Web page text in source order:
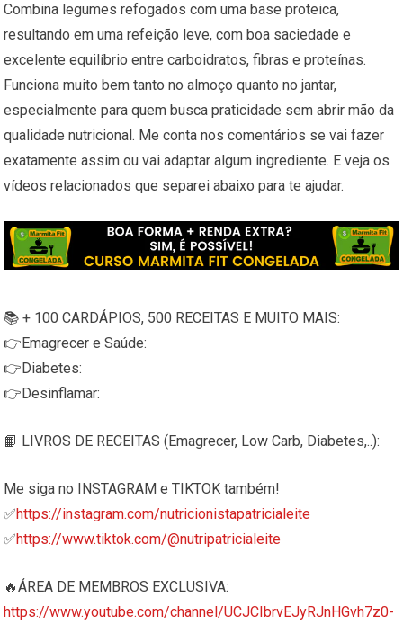
Combina legumes refogados com uma base proteica,
resultando em uma refeição leve, com boa saciedade e
excelente equilíbrio entre carboidratos, fibras e proteínas.
Funciona muito bem tanto no almoço quanto no jantar,
especialmente para quem busca praticidade sem abrir mão da
qualidade nutricional. Me conta nos comentários se vai fazer
exatamente assim ou vai adaptar algum ingrediente. E veja os
vídeos relacionados que separei abaixo para te ajudar.
📚 + 100 CARDÁPIOS, 500 RECEITAS E MUITO MAIS:
👉Emagrecer e Saúde:
👉Diabetes:
👉Desinflamar:
📙 LIVROS DE RECEITAS (Emagrecer, Low Carb, Diabetes,..):
Me siga no INSTAGRAM e TIKTOK também!
✅https://instagram.com/nutricionistapatricialeite
✅https://www.tiktok.com/@nutripatricialeite
🔥ÁREA DE MEMBROS EXCLUSIVA:
https://www.youtube.com/channel/UCJCIbrvEJyRJnHGvh7z0-